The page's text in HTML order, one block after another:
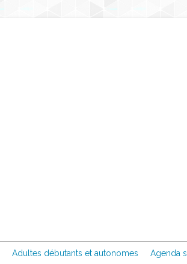
Adultes débutants et autonomes Agenda